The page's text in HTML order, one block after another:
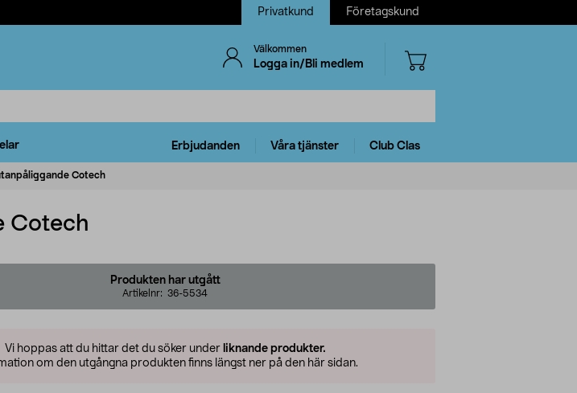
Privatkund Företagskund
Välkommen
Logga in/Bli medlem
Erbjudanden Våra tjänster Club Clas
Cotech
Cotech
Produkten har utgått
Artikelnr: 36-5534
Vi hoppas att du hittar det du söker under liknande produkter.
om den utgångna produkten finns längst ner på den här sidan.